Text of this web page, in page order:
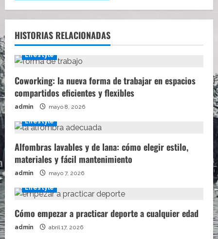
HISTORIAS RELACIONADAS
Lifestyle
Coworking: la nueva forma de trabajar en espacios
compartidos eficientes y flexibles
admin mayo 8, 2026
Lifestyle
Alfombras lavables y de lana: cómo elegir estilo,
materiales y fácil mantenimiento
admin mayo 7, 2026
Lifestyle
Cómo empezar a practicar deporte a cualquier edad
admin abril 17, 2026